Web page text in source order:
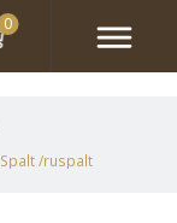
Spalt /ruspalt
0